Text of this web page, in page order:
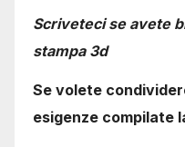
Scriveteci se avete
stampa 3d
Se volete
esigenze compilate